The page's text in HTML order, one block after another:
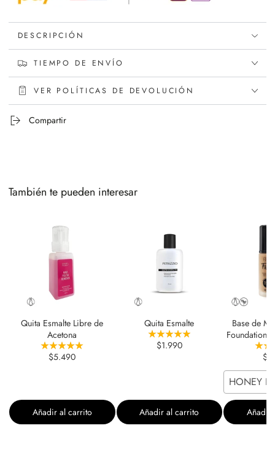
DESCRIPCIÓN
TIEMPO DE ENVÍO
VER POLÍTICAS DE DEVOLUCIÓN
Compartir
También te pueden interesar
Quita Esmalte Libre de
Acetona
$5.490
Añadir al carrito
Quita Esmalte
$1.990
Añadir al carrito
Base de
Foundation
HONEY
Añadir